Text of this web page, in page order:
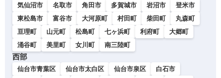
気仙沼市
名取市 角田市 多賀城市 岩沼市
登米市
東松島市
富谷市 大河原町 村田町 柴田町
丸森町
亘理町
山元町 松島町 七ヶ浜町 利府町
大郷町
涌谷町
美里町 女川町 南三陸町
西部
仙台市青葉区 仙台市太白区 仙台市泉区
白石市